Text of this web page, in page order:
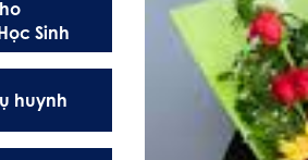
Sinh
huynh